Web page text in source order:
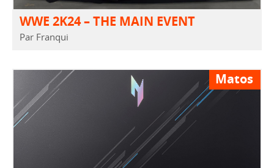
WWE 2K24 – THE MAIN EVENT
Par Franqui
Matos